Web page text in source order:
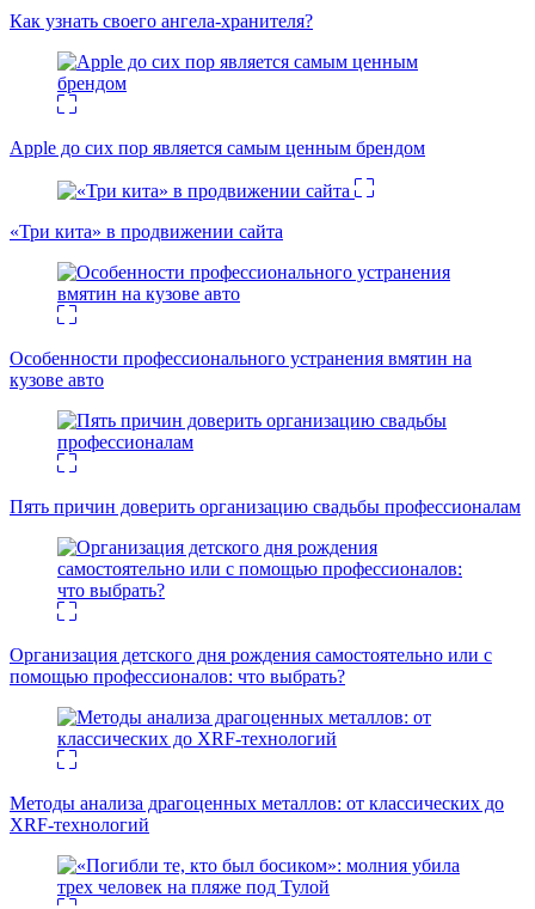
Как узнать своего ангела-хранителя?
Apple до сих пор является самым ценным брендом
«Три кита» в продвижении сайта
Особенности профессионального устранения вмятин на
кузове авто
Пять причин доверить организацию свадьбы профессионалам
Организация детского дня рождения самостоятельно или с
помощью профессионалов: что выбрать?
Методы анализа драгоценных металлов: от классических до
XRF-технологий